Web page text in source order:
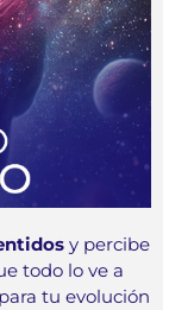
y percibe
todo lo ve a
tu evolución